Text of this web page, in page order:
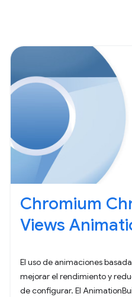
Chromium
Views
El uso de animaciones
mejorar el rendimiento y
de configurar. El